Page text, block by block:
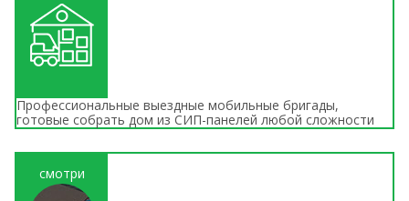
Профессиональные выездные мобильные бригады,
готовые собрать дом из СИП-панелей любой сложности
смотри